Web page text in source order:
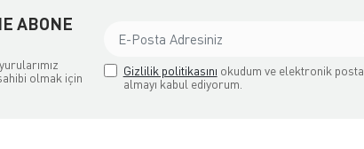
ABONE
olmak için
Gizlilik politikasını okudum ve elektronik posta
almayı kabul ediyorum.